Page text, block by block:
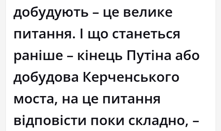
добудують – це велике
питання. І що станеться
раніше – кінець Путіна або
добудова Керченського
моста, на це питання
відповісти поки складно, –